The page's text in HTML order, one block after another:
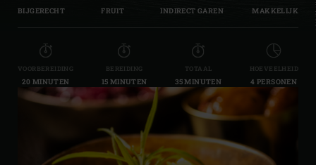
BIJGERECHT FRUIT INDIRECT GAREN MAKKELIJK
VOORBEREIDING
20 MINUTEN
BEREIDING
15 MINUTEN
TOTAAL
35 MINUTEN
HOEVEELHEID
4 PERSONEN